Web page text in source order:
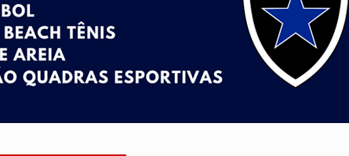
o fim de semana em Porto Velho
do CV com arma e drogas em boca de fumo
a APAE para ampliar ações voltadas a PCD's